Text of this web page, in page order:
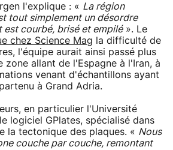
l'explique : « La région
tout simplement un désordre
est courbé, brisé et empilé». Le
chez Science Mag la difficulté de
l'équipe aurait ainsi passé plus
zone allant de l'Espagne à l'Iran, à
venant d'échantillons ayant
à Grand Adria.
en particulier l'Université
logiciel GPlates, spécialisé dans
la tectonique des plaques. « Nous
couche par couche, remontant